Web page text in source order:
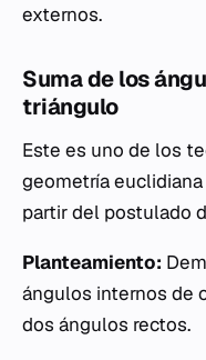
externos.
Suma de los
triángulo
Este es uno de los
geometría
partir del postulado
Planteamiento:
ángulos internos de
dos ángulos rectos.